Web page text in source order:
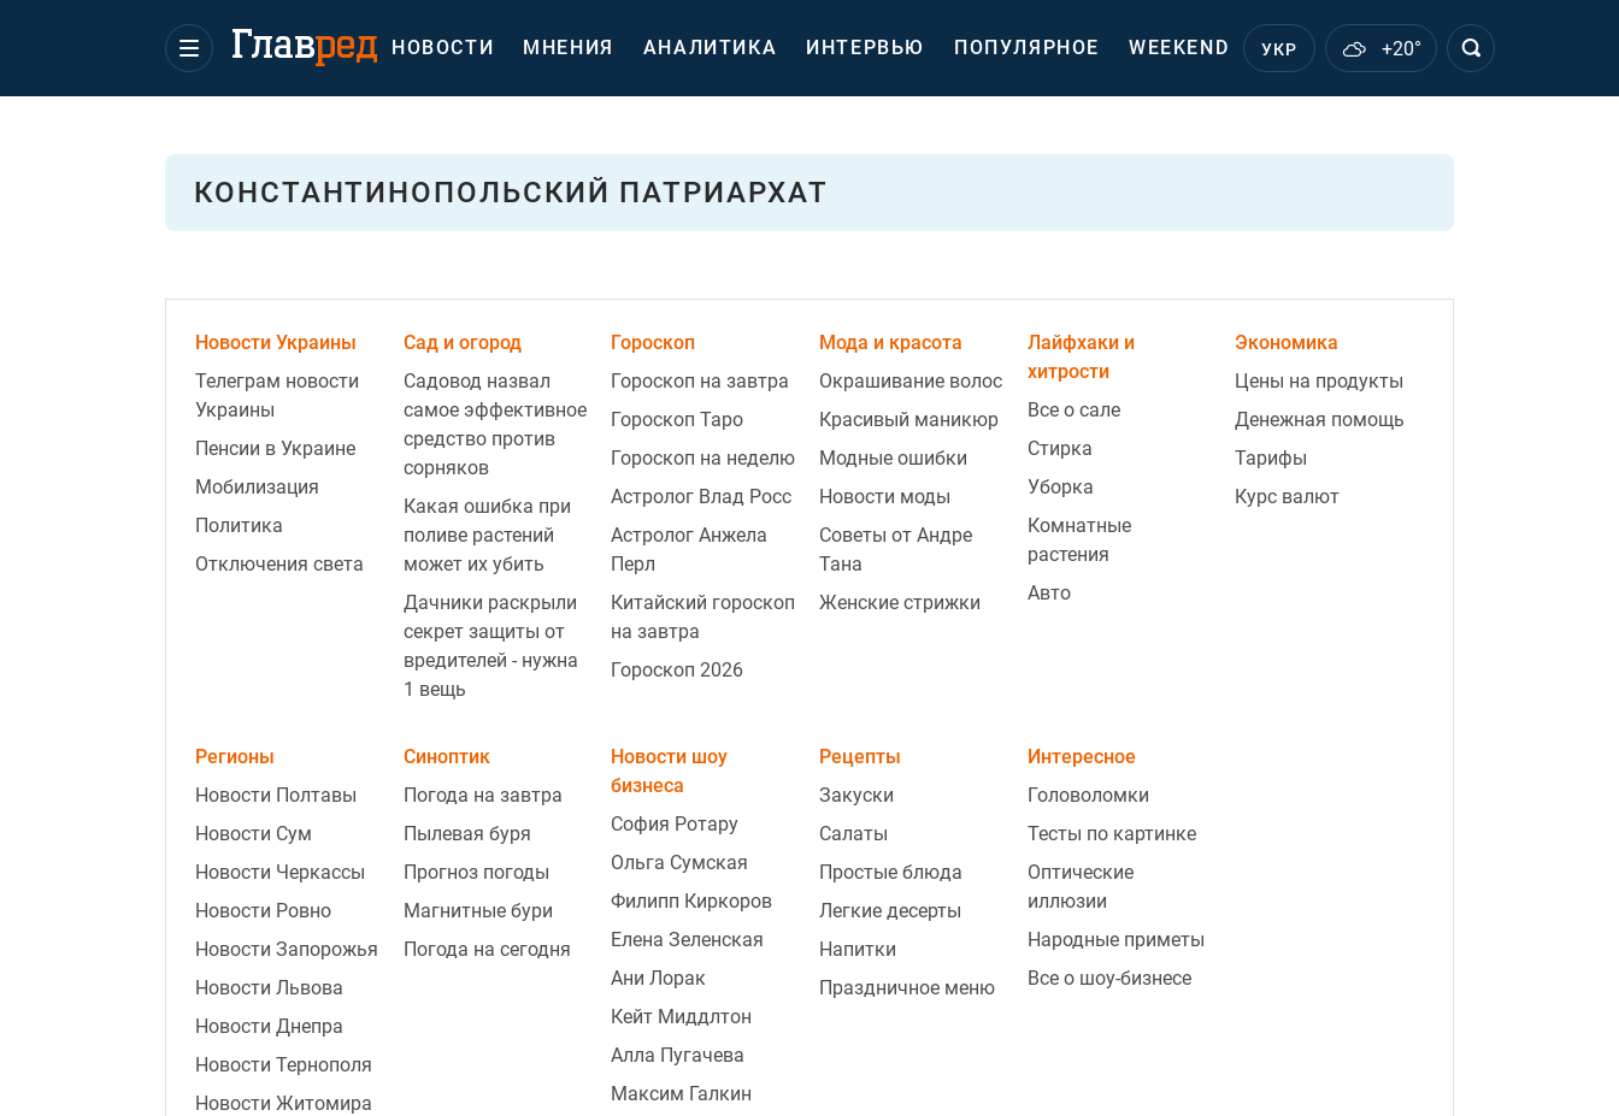
НОВОСТИ МНЕНИЯ АНАЛИТИКА ИНТЕРВЬЮ ПОПУЛЯРНОЕ WEEKEND УКР +20°
КОНСТАНТИНОПОЛЬСКИЙ ПАТРИАРХАТ
Новости Украины
Телеграм новости
Украины
Пенсии в Украине
Мобилизация
Политика
Отключения света
Сад и огород
Садовод назвал
самое эффективное
средство против
сорняков
Какая ошибка при
поливе растений
может их убить
Дачники раскрыли
секрет защиты от
вредителей - нужна
1 вещь
Гороскоп
Гороскоп на завтра
Гороскоп Таро
Гороскоп на неделю
Астролог Влад Росс
Астролог Анжела
Перл
Китайский гороскоп
на завтра
Гороскоп 2026
Мода и красота
Окрашивание волос
Красивый маникюр
Модные ошибки
Новости моды
Советы от Андре
Тана
Женские стрижки
Лайфхаки и
хитрости
Все о сале
Стирка
Уборка
Комнатные
растения
Авто
Экономика
Цены на продукты
Денежная помощь
Тарифы
Курс валют
Регионы
Новости Полтавы
Новости Сум
Новости Черкассы
Новости Ровно
Новости Запорожья
Новости Львова
Новости Днепра
Новости Тернополя
Новости Житомира
Синоптик
Погода на завтра
Пылевая буря
Прогноз погоды
Магнитные бури
Погода на сегодня
Новости шоу
бизнеса
София Ротару
Ольга Сумская
Филипп Киркоров
Елена Зеленская
Ани Лорак
Кейт Миддлтон
Алла Пугачева
Максим Галкин
Рецепты
Закуски
Салаты
Простые блюда
Легкие десерты
Напитки
Праздничное меню
Интересное
Головоломки
Тесты по картинке
Оптические
иллюзии
Народные приметы
Все о шоу-бизнесе